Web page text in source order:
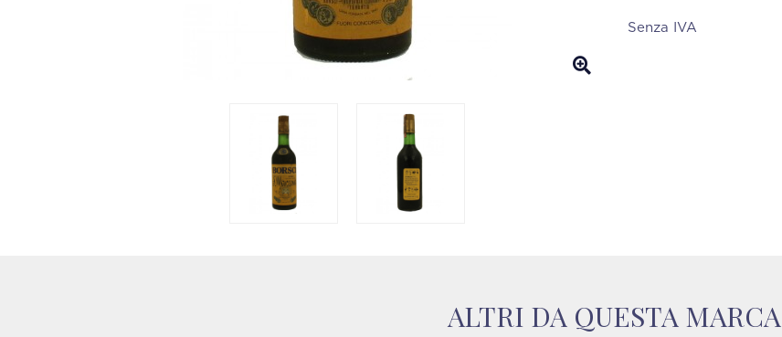
Senza IVA
ALTRI DA QUESTA MARCA